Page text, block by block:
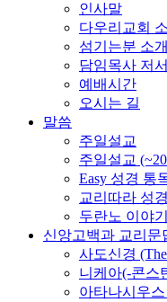
인사말
다우리교회
섬기는분 소개
담임목사 저
예배시간
오시는 길
말씀
주일설교
주일설교
Easy 성경 통
교리따라 성
두란노 이야
신앙고백과 교리문
사도신경 (The
니케아(-콘스
아타나시우스